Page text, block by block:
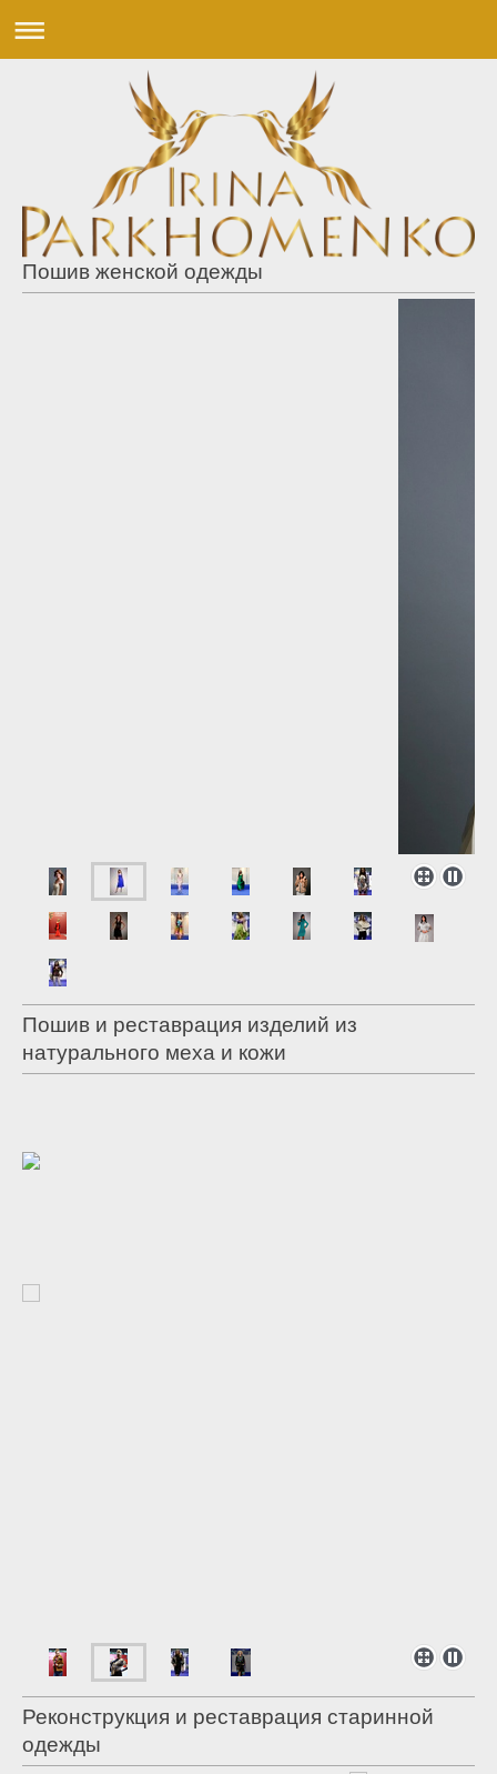
Пошив женской одежды
Пошив и реставрация изделий из
натурального меха и кожи
Реконструкция и реставрация старинной
одежды